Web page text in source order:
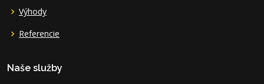
Výhody
Referencie
Naše služby